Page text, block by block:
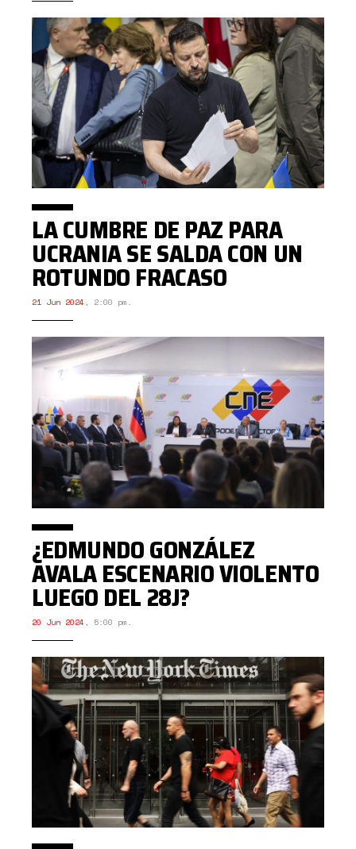
LA CUMBRE DE PAZ PARA
UCRANIA SE SALDA CON UN
ROTUNDO FRACASO
21 Jun 2024 , 2:00 pm.
¿EDMUNDO GONZÁLEZ
AVALA ESCENARIO VIOLENTO
LUEGO DEL 28J?
20 Jun 2024 , 5:00 pm.